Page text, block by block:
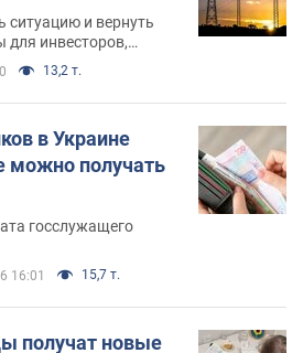
ситуацию и вернуть
для инвесторов,
и
Центра Разумкова
13,2 т.
в Украине
можно получать
госслужащего
16:01 15,7 т.
получат новые